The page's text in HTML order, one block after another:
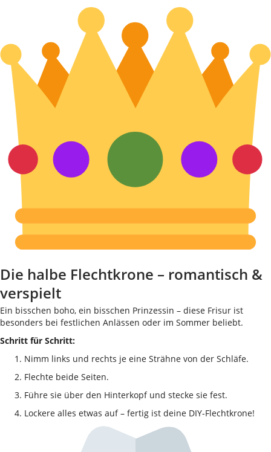
Die halbe Flechtkrone – romantisch &
verspielt
Ein bisschen boho, ein bisschen Prinzessin – diese Frisur ist
besonders bei festlichen Anlässen oder im Sommer beliebt.
Schritt für Schritt:
Nimm links und rechts je eine Strähne von der Schläfe.
Flechte beide Seiten.
Führe sie über den Hinterkopf und stecke sie fest.
Lockere alles etwas auf – fertig ist deine DIY-Flechtkrone!